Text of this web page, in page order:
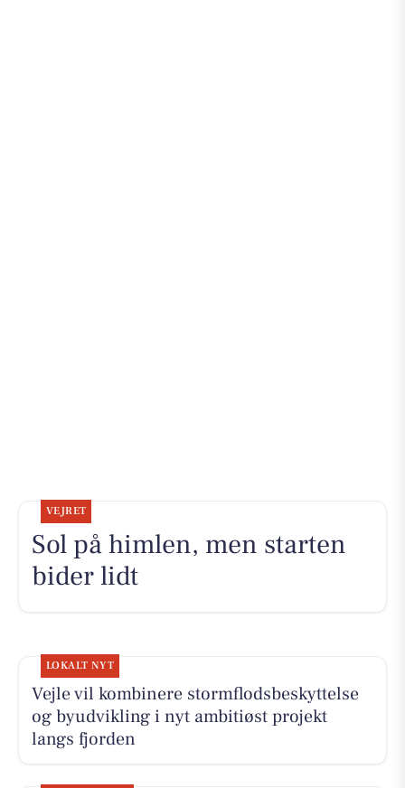
VEJRET
Sol på himlen, men starten
bider lidt
LOKALT NYT
Vejle vil kombinere stormflodsbeskyttelse
og byudvikling i nyt ambitiøst projekt
langs fjorden